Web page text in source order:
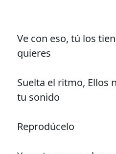
Ve con eso, tú los
quieres
Suelta el ritmo, Ellos
tu sonido
Reprodúcelo